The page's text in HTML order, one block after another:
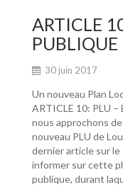
o
o
k
ARTICLE
PUBLIQUE
30 juin 2017
Un nouveau Plan
ARTICLE 10: PLU
nous approchons
nouveau PLU de
dernier article sur
informer sur cette
publique, durant